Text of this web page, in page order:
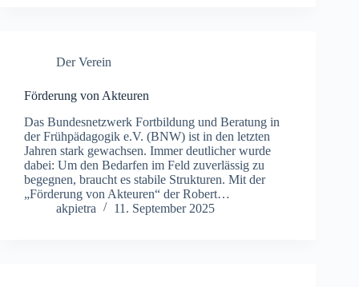
Der Verein
Förderung von Akteuren
Das Bundesnetzwerk Fortbildung und Beratung in
der Frühpädagogik e.V. (BNW) ist in den letzten
Jahren stark gewachsen. Immer deutlicher wurde
dabei: Um den Bedarfen im Feld zuverlässig zu
begegnen, braucht es stabile Strukturen. Mit der
„Förderung von Akteuren“ der Robert…
akpietra
11. September 2025